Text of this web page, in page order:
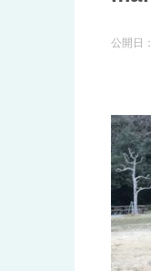
公開日：